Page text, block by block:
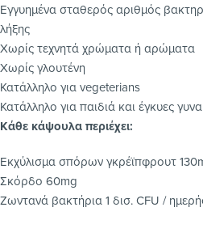
Εγγυημένα σταθερός αριθμός
λήξης
Χωρίς τεχνητά χρώματα ή αρώματα
Χωρίς γλουτένη
Κατάλληλο για vegeterians
Κατάλληλο για παιδιά και έγκυες
Κάθε κάψουλα περιέχει:
Εκχύλισμα σπόρων γκρέϊπφρουτ
Σκόρδο 60mg
Ζωντανά βακτήρια 1 δισ. CFU /